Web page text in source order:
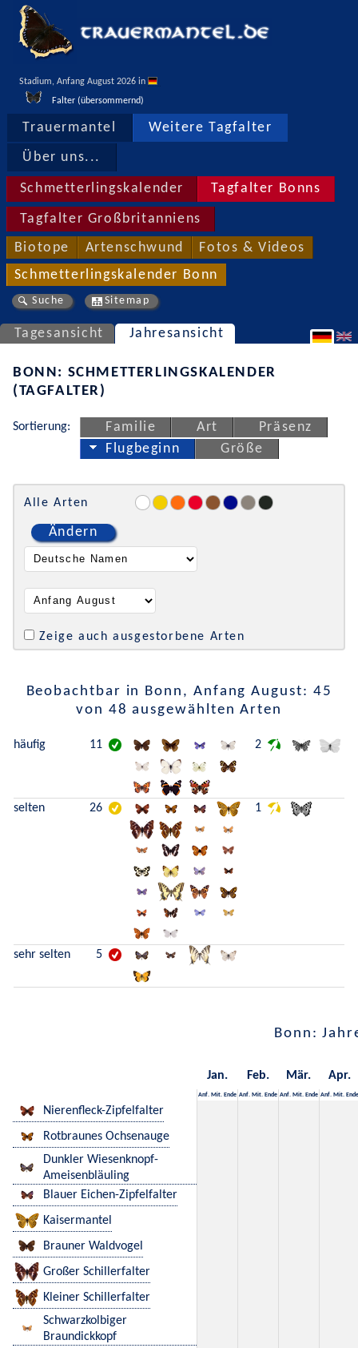
Stadium, Anfang August 2026 in
Falter (übersommernd)
Trauermantel Weitere Tagfalter
Über uns...
Schmetterlingskalender Tagfalter Bonns
Tagfalter Großbritanniens
Biotope Artenschwund Fotos & Videos
Schmetterlingskalender Bonn
Suche Sitemap
Tagesansicht Jahresansicht
BONN: SCHMETTERLINGSKALENDER
(TAGFALTER)
Sortierung: Familie Art
Präsenz
Flugbeginn
Größe
Alle Arten
Ändern
Zeige auch ausgestorbene Arten
Beobachtbar in Bonn, Anfang August: 45
von 48 ausgewählten Arten
häufig 11 2
selten 26 1
sehr selten 5
Bonn:
Jan. Feb. Mär. Apr.
Anf. Mit. Ende Anf. Mit. Ende Anf. Mit. Ende Anf. Mit. Ende
Nierenfleck-Zipfelfalter
Rotbraunes Ochsenauge
Dunkler Wiesenknopf-
Ameisenbläuling
Blauer Eichen-Zipfelfalter
Kaisermantel
Brauner Waldvogel
Großer Schillerfalter
Kleiner Schillerfalter
Schwarzkolbiger
Braundickkopf